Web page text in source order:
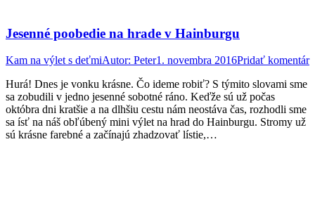
Jesenné poobedie na hrade v Hainburgu
Kam na výlet s deťmiAutor: Peter1. novembra 2016Pridať komentár
Hurá! Dnes je vonku krásne. Čo ideme robiť? S týmito slovami sme
sa zobudili v jedno jesenné sobotné ráno. Keďže sú už počas
októbra dni kratšie a na dlhšiu cestu nám neostáva čas, rozhodli sme
sa ísť na náš obľúbený mini výlet na hrad do Hainburgu. Stromy už
sú krásne farebné a začínajú zhadzovať lístie,…